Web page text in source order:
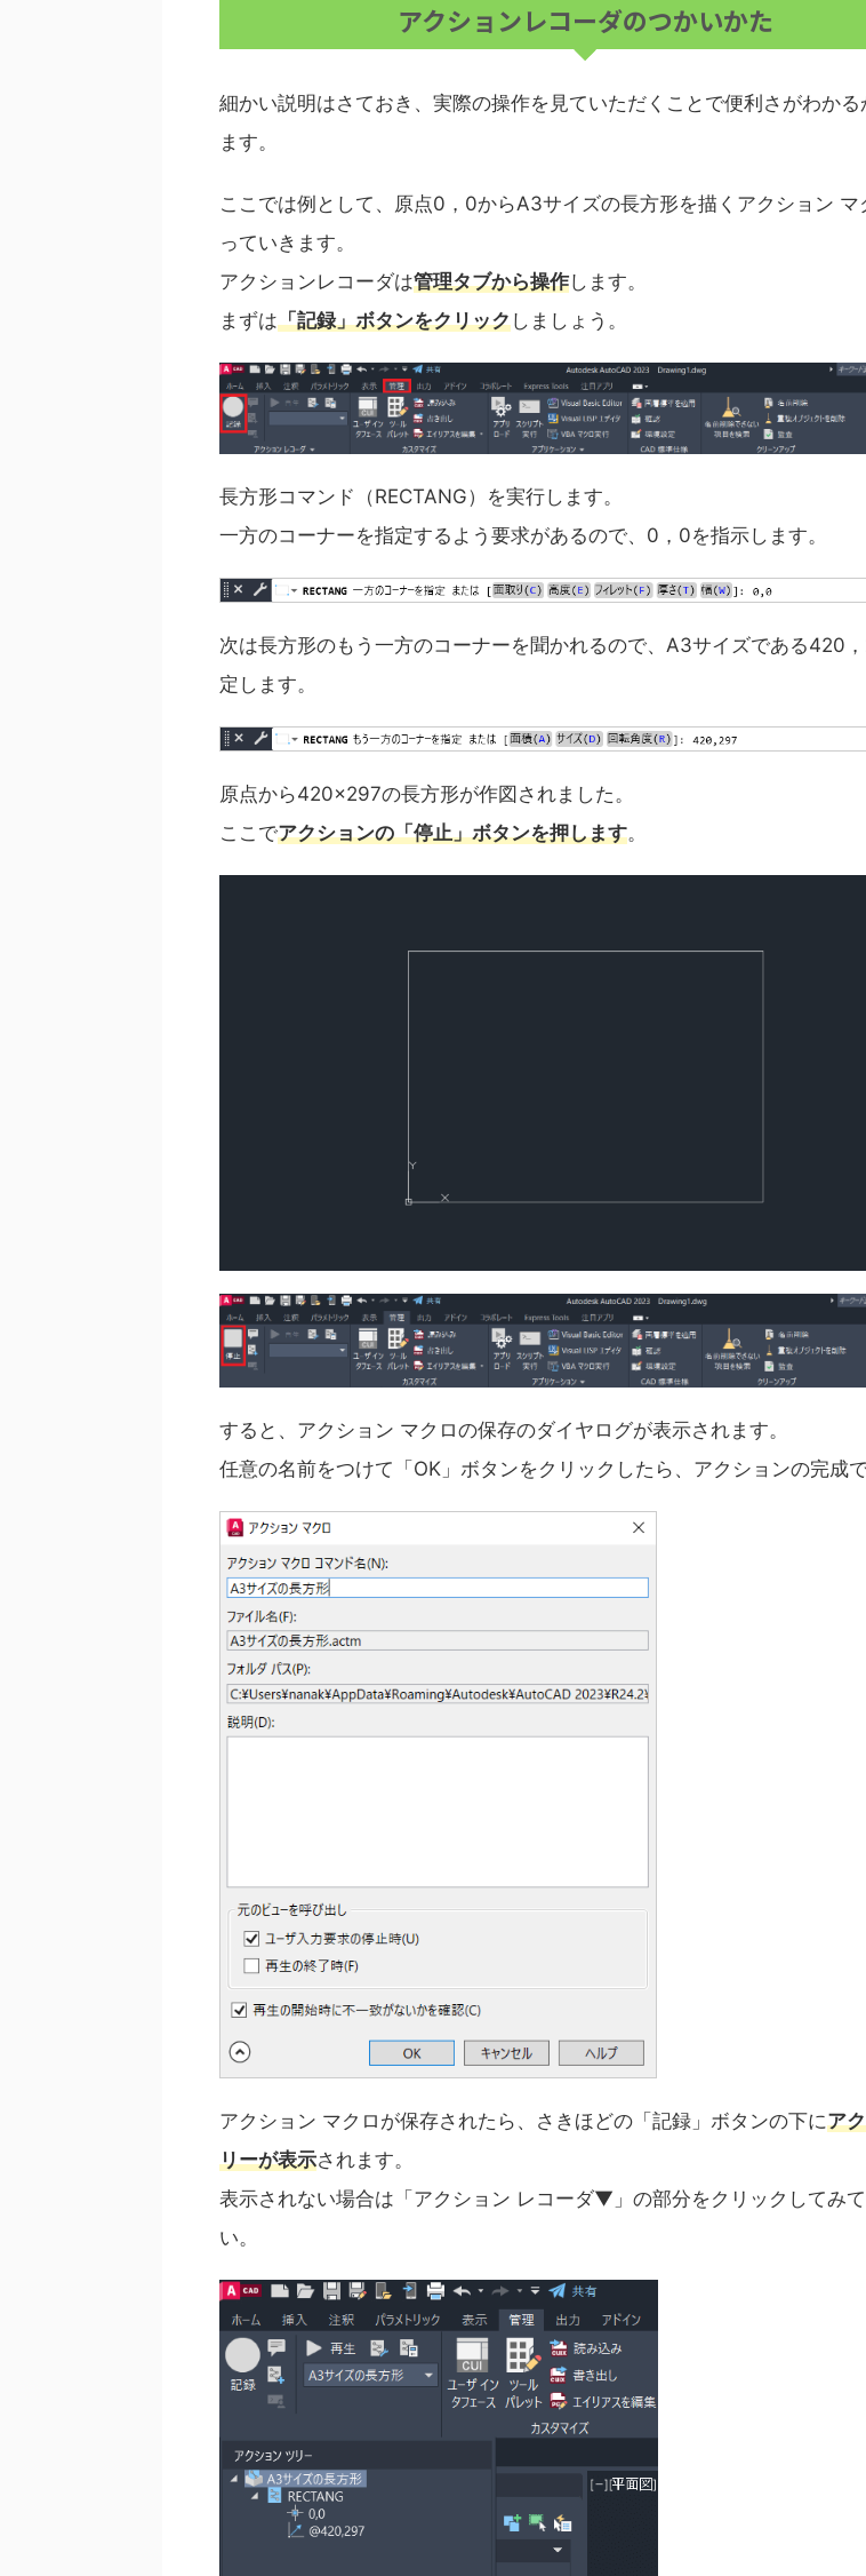
アクションレコーダのつかいかた
細かい説明はさておき、実際の操作を見ていただくことで便利さがわかる
ます。
ここでは例として、原点0，0からA3サイズの長方形を描くアクション マ
っていきます。
アクションレコーダは管理タブから操作します。
まずは「記録」ボタンをクリックしましょう。
長方形コマンド（RECTANG）を実行します。
一方のコーナーを指定するよう要求があるので、0，0を指示します。
次は長方形のもう一方のコーナーを聞かれるので、A3サイズである420
定します。
原点から420×297の長方形が作図されました。
ここでアクションの「停止」ボタンを押します。
すると、アクション マクロの保存のダイヤログが表示されます。
任意の名前をつけて「OK」ボタンをクリックしたら、アクションの完成で
アクション マクロが保存されたら、さきほどの「記録」ボタンの下にア
リーが表示されます。
表示されない場合は「アクション レコーダ▼」の部分をクリックしてみ
い。